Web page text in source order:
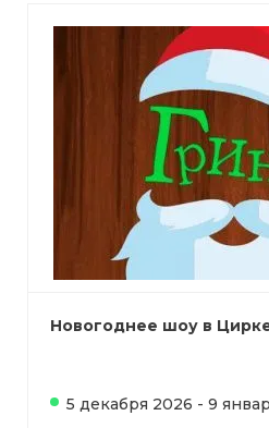
Новогоднее шоу в
5 декабря 2026 - 9